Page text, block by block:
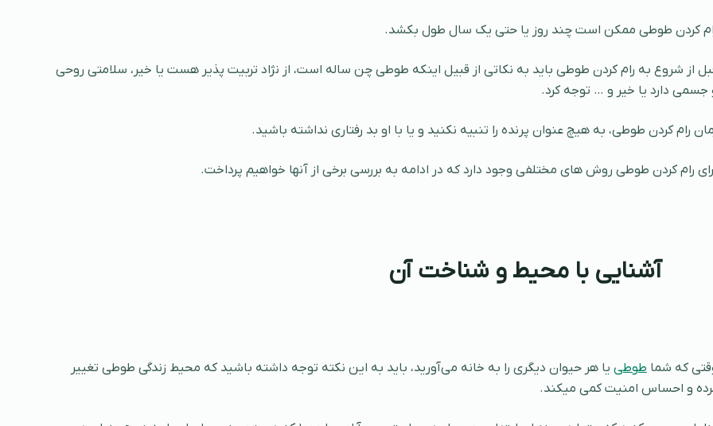
کردن طوطی ممکن است چند روز یا حتی یک سال طول بکشد.
از شروع به رام کردن طوطی باید به نکاتی از قبیل اینکه طوطی چن ساله است، از نژاد تربیت پذیر هست یا خیر، سلامتی روحی
جسمی دارد یا خیر و … توجه کرد.
رام کردن طوطی، به هیچ عنوان پرنده را تنبیه نکنید و یا با او بد رفتاری نداشته باشید.
رام کردن طوطی روش های مختلفی وجود دارد که در ادامه به بررسی برخی از آنها خواهیم پرداخت.
آشنایی با محیط و شناخت آن
که شماطوطی یا هر حیوان دیگری را به خانه می‌آورید، باید به این نکته توجه داشته باشید که محیط زندگی طوطی تغییر
و احساس امنیت کمی میکند.